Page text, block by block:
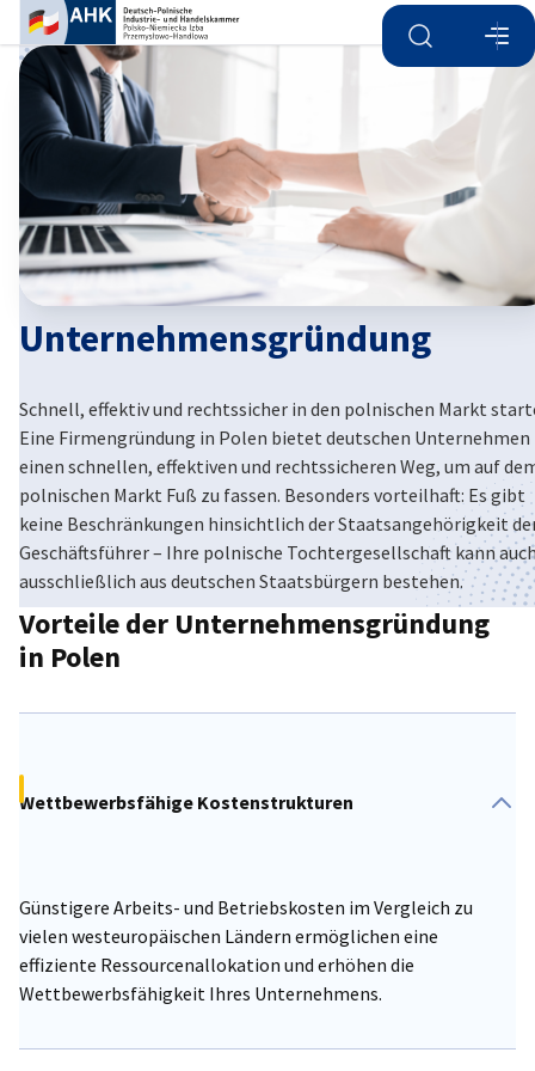
Suche öffnen
German
Poland
Unternehmensgründung
Schnell, effektiv und rechtssicher in den polnischen Markt
Eine Firmengründung in Polen bietet deutschen Unternehmen
einen schnellen, effektiven und rechtssicheren Weg, um auf
polnischen Markt Fuß zu fassen. Besonders vorteilhaft: Es gibt
keine Beschränkungen hinsichtlich der Staatsangehörigkeit
Geschäftsführer – Ihre polnische Tochtergesellschaft kann
ausschließlich aus deutschen Staatsbürgern bestehen.
Vorteile der Unternehmensgründung
in Polen
Wettbewerbsfähige Kostenstrukturen
Günstigere Arbeits- und Betriebskosten im Vergleich zu
vielen westeuropäischen Ländern ermöglichen eine
effiziente Ressourcenallokation und erhöhen die
Wettbewerbsfähigkeit Ihres Unternehmens.